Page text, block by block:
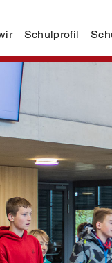
Schulprofil